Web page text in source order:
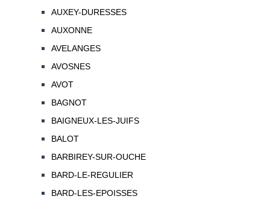
AUXEY-DURESSES
AUXONNE
AVELANGES
AVOSNES
AVOT
BAGNOT
BAIGNEUX-LES-JUIFS
BALOT
BARBIREY-SUR-OUCHE
BARD-LE-REGULIER
BARD-LES-EPOISSES